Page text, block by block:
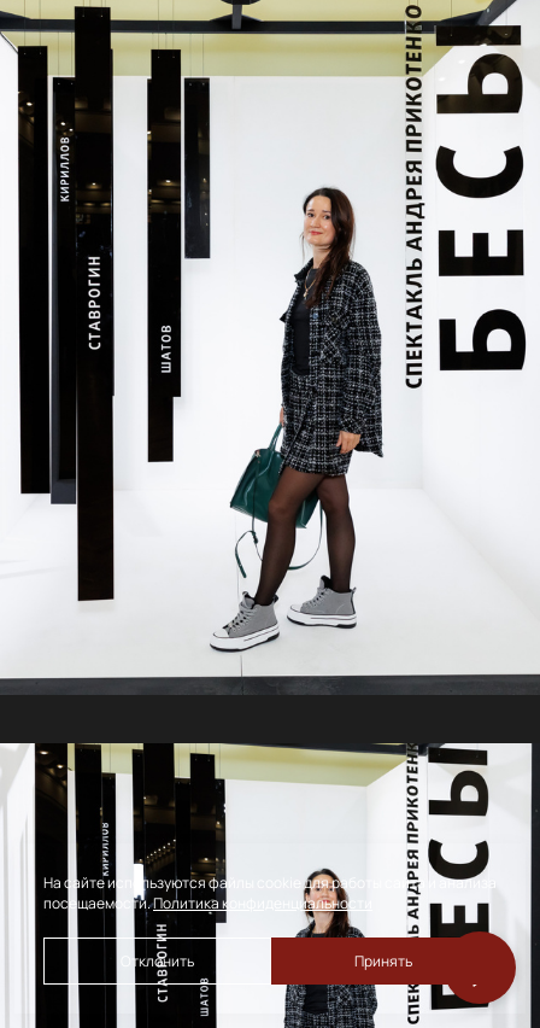
На сайте используются файлы cookie для работы сайта и анализа
посещаемости.Политика конфиденциальности
Отклонить Принять